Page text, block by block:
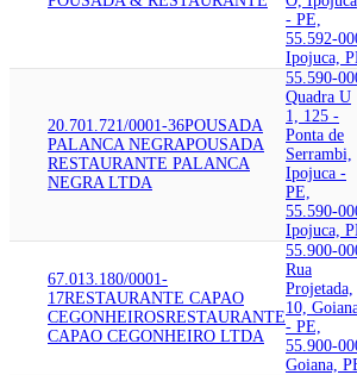
- PE,
55.592-
Ipojuca,
20.701.721/0001-36POUSADA
PALANCA NEGRAPOUSADA
RESTAURANTE PALANCA
NEGRA LTDA
55.590-
Quadra U
1, 125 -
Ponta de
Serrambi,
Ipojuca -
PE,
55.590-
Ipojuca,
67.013.180/0001-
17RESTAURANTE CAPAO
CEGONHEIROSRESTAURANTE
CAPAO CEGONHEIRO LTDA
55.900-
Rua
Projetada,
10,
- PE,
55.900-
Goiana,